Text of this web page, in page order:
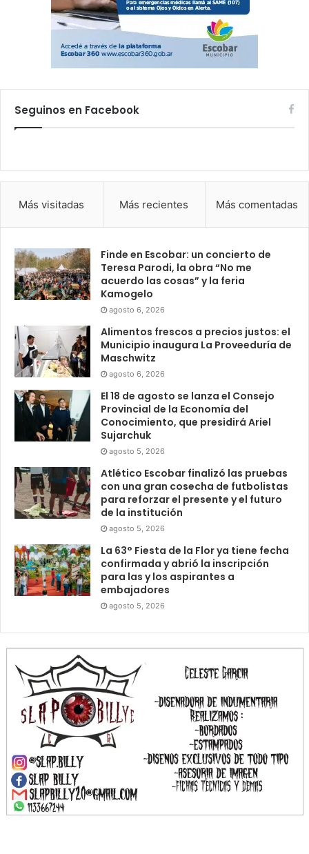
Seguinos en Facebook
Más visitadas Más recientes Más comentadas
Finde en Escobar: un concierto de
Teresa Parodi, la obra “No me
acuerdo las cosas” y la feria
Kamogelo
agosto 6, 2026
Alimentos frescos a precios justos: el
Municipio inaugura La Proveeduría de
Maschwitz
agosto 6, 2026
El 18 de agosto se lanza el Consejo
Provincial de la Economía del
Conocimiento, que presidirá Ariel
Sujarchuk
agosto 5, 2026
Atlético Escobar finalizó las pruebas
con una gran cosecha de futbolistas
para reforzar el presente y el futuro
de la institución
agosto 5, 2026
La 63° Fiesta de la Flor ya tiene fecha
confirmada y abrió la inscripción
para las y los aspirantes a
embajadores
agosto 5, 2026